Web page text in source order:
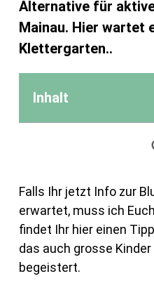
Alternative für
Mainau. Hier wartet
Klettergarten..
Inhalt
Falls Ihr jetzt Info zur
erwartet, muss ich
findet Ihr hier einen
das auch grosse
begeistert.